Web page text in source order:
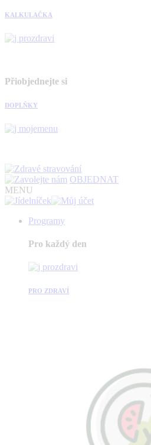
KALKULAČKA
Přiobjednejte si
DOPLŇKY
OBJEDNAT
MENU
Programy
Pro každý den
PRO ZDRAVÍ